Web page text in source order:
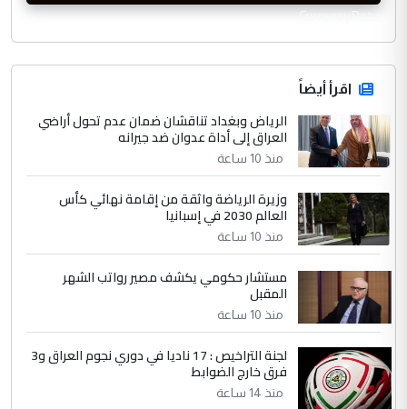
CurrencyRate
اقرأ أيضاً
الرياض وبغداد تناقشان ضمان عدم تحول أراضي
العراق إلى أداة عدوان ضد جيرانه
منذ 10 ساعة
وزيرة الرياضة واثقة من إقامة نهائي كأس
العالم 2030 في إسبانيا
منذ 10 ساعة
مستشار حكومي يكشف مصير رواتب الشهر
المقبل
منذ 10 ساعة
لجنة التراخيص : 17 ناديا في دوري نجوم العراق و3
فرق خارج الضوابط
منذ 14 ساعة